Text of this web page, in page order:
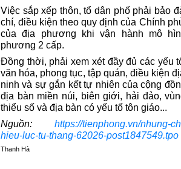
Việc sắp xếp thôn, tổ dân phố phải bảo
chí, điều kiện theo quy định của Chính
của địa phương khi vận hành mô
phương 2 cấp.
Đồng thời, phải xem xét đầy đủ các yếu
văn hóa, phong tục, tập quán, điều kiện
ninh và sự gắn kết tự nhiên của cộng
địa bàn miền núi, biên giới, hải đảo,
thiểu số và địa bàn có yếu tố tôn giáo...
Nguồn: https://tienphong.vn/nhung-
hieu-luc-tu-thang-62026-post1847549.tpo
Thanh Hà